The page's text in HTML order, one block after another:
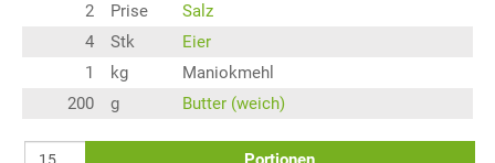
2
Prise
Salz
4
Stk
Eier
1
kg
Maniokmehl
200
g Butter (weich)